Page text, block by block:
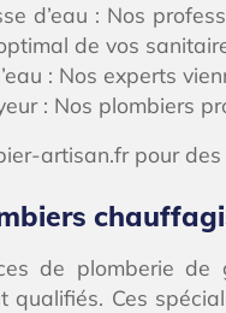
d’eau : Nos
de vos
: Nos experts
: Nos plombiers
artisan.fr pour
de plomberie
qualifiés. Ces